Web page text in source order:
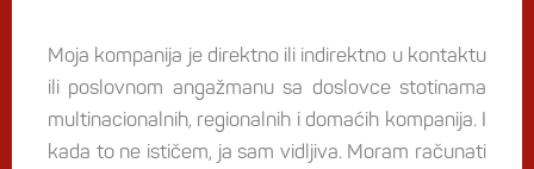
Moja kompanija je direktno ili indirektno u kontaktu
ili poslovnom angažmanu sa doslovce stotinama
multinacionalnih, regionalnih i domaćih kompanija. I
kada to ne ističem, ja sam vidljiva. Moram računati